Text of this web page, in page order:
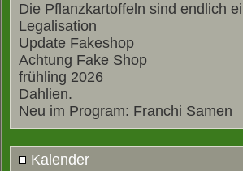
Die Pflanzkartoffeln sind endlich
Legalisation
Update Fakeshop
Achtung Fake Shop
frühling 2026
Dahlien.
Neu im Program: Franchi Samen
Kalender